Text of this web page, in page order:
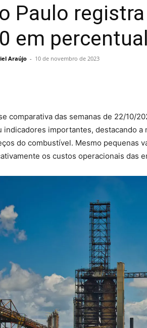
Paulo
em
Araújo - 10 de novembro de 2023
comparativa das semanas de 22/10/
indicadores importantes, destacando
do combustível. Mesmo pequenas
os custos operacionais das